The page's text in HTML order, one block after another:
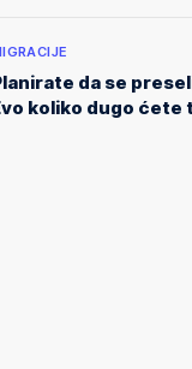
da se
koliko dugo ćete